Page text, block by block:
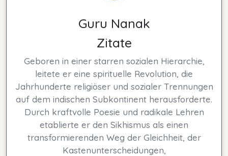
Guru Nanak
Zitate
Geboren in einer starren sozialen Hierarchie,
leitete er eine spirituelle Revolution, die
Jahrhunderte religiöser und sozialer Trennungen
auf dem indischen Subkontinent herausforderte.
Durch kraftvolle Poesie und radikale Lehren
etablierte er den Sikhismus als einen
transformierenden Weg der Gleichheit, der
Kastenunterscheidungen,